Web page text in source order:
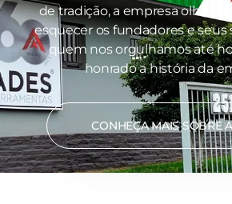
de tradição, a empresa olha
esquecer os fundadores e seus
quem nos orgulhamos até
honrado a história da
CONHEÇA MAIS SOBRE